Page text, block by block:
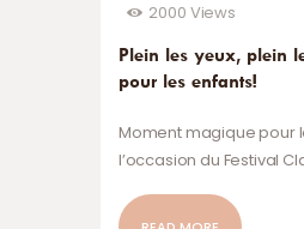
2000 Views
Plein les yeux, plein
pour les enfants!
Moment magique pour
l’occasion du Festival